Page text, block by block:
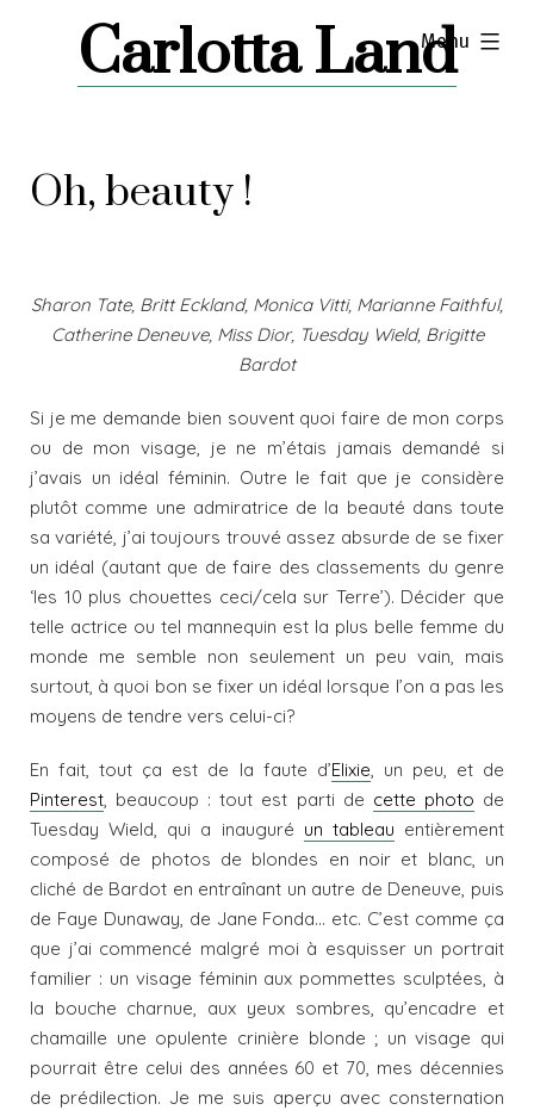
Carlotta Land
Menu
expanded
Oh, beauty !
Sharon Tate, Britt Eckland, Monica Vitti, Marianne Faithful,
Catherine Deneuve, Miss Dior, Tuesday Wield, Brigitte
Bardot
Si je me demande bien souvent quoi faire de mon corps
ou de mon visage, je ne m’étais jamais demandé si
j’avais un idéal féminin. Outre le fait que je considère
plutôt comme une admiratrice de la beauté dans toute
sa variété, j’ai toujours trouvé assez absurde de se fixer
un idéal (autant que de faire des classements du genre
‘les 10 plus chouettes ceci/cela sur Terre’). Décider que
telle actrice ou tel mannequin est la plus belle femme du
monde me semble non seulement un peu vain, mais
surtout, à quoi bon se fixer un idéal lorsque l’on a pas les
moyens de tendre vers celui-ci?
En fait, tout ça est de la faute d’Elixie, un peu, et de
Pinterest, beaucoup : tout est parti de cette photo de
Tuesday Wield, qui a inauguré un tableau entièrement
composé de photos de blondes en noir et blanc, un
cliché de Bardot en entraînant un autre de Deneuve, puis
de Faye Dunaway, de Jane Fonda… etc. C’est comme ça
que j’ai commencé malgré moi à esquisser un portrait
familier : un visage féminin aux pommettes sculptées, à
la bouche charnue, aux yeux sombres, qu’encadre et
chamaille une opulente crinière blonde ; un visage qui
pourrait être celui des années 60 et 70, mes décennies
de prédilection. Je me suis aperçu avec consternation